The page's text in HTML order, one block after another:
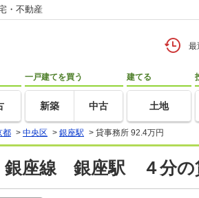
・不動産
最
一戸建てを買う
新築 中古
建てる
土地
都 > 中央区 > 銀座駅 > 貸事務所 92.4万円
座線 銀座駅 ４分の